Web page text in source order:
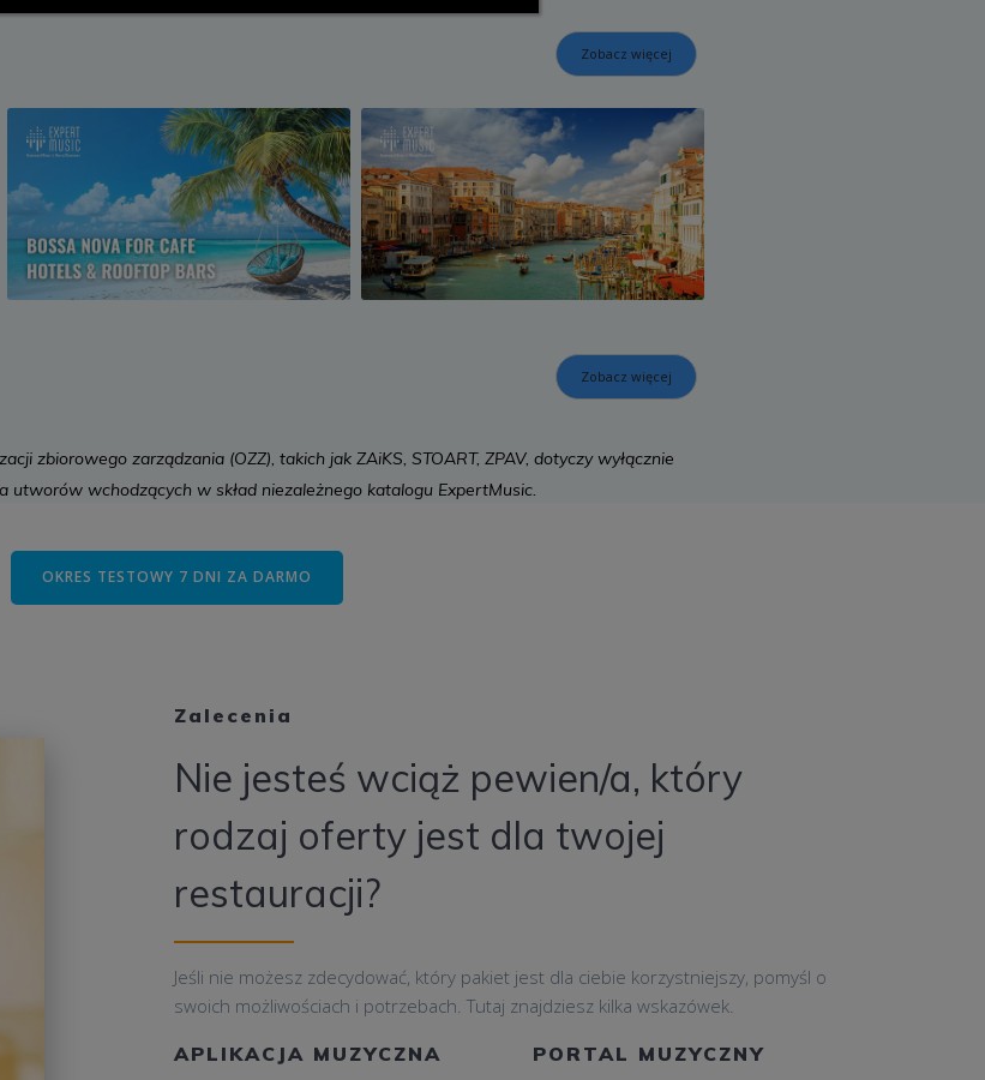
Zobacz więcej
Zobacz więcej
zbiorowego zarządzania (OZZ), takich jak ZAiKS, STOART, ZPAV, dotyczy wyłącznie
utworów wchodzących w skład niezależnego katalogu ExpertMusic.
OKRES TESTOWY 7 DNI ZA DARMO
Zalecenia
Nie jesteś wciąż pewien/a, który
rodzaj oferty jest dla twojej
restauracji?
Jeśli nie możesz zdecydować, który pakiet jest dla ciebie korzystniejszy, pomyśl o
swoich możliwościach i potrzebach. Tutaj znajdziesz kilka wskazówek.
APLIKACJA MUZYCZNA
PORTAL MUZYCZNY